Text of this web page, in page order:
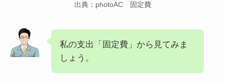
出典：photoAC 固定費
私の支出「固定費」から見てみま
しょう。